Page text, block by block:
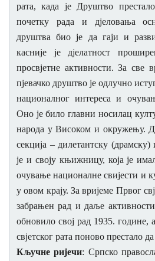
рата, када је Друштво
почетку рада и дјеловања
друштва био је да гаји и
касније је дјелатност
просвјетне активности. За све
пјевачко друштво је одлучно
националног интереса и
Оно је било главни носилац
народа у Високом и окружењу.
секција – дилетантску
је и своју књижницу, која је
очување националне свијести и
у овом крају. За вријеме Првог
забрањен рад и даље
обновило свој рад 1935. године,
свјетског рата поново престало
Кључне ријечи: Српско